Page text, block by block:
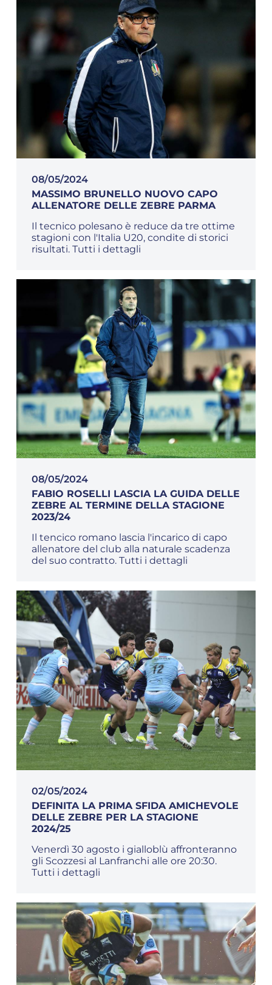
08/05/2024
MASSIMO BRUNELLO NUOVO CAPO
ALLENATORE DELLE ZEBRE PARMA
Il tecnico polesano è reduce da tre ottime
stagioni con l'Italia U20, condite di storici
risultati. Tutti i dettagli
08/05/2024
FABIO ROSELLI LASCIA LA GUIDA DELLE
ZEBRE AL TERMINE DELLA STAGIONE
2023/24
Il tencico romano lascia l'incarico di capo
allenatore del club alla naturale scadenza
del suo contratto. Tutti i dettagli
02/05/2024
DEFINITA LA PRIMA SFIDA AMICHEVOLE
DELLE ZEBRE PER LA STAGIONE
2024/25
Venerdì 30 agosto i gialloblù affronteranno
gli Scozzesi al Lanfranchi alle ore 20:30.
Tutti i dettagli